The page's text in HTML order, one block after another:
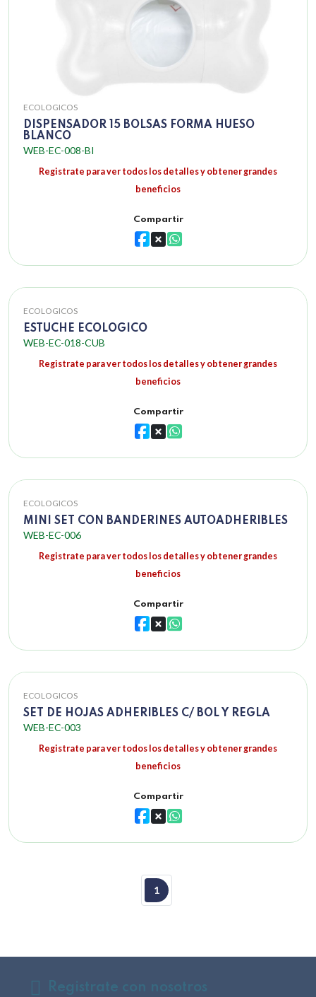
ECOLOGICOS
DISPENSADOR 15 BOLSAS FORMA HUESO
BLANCO
WEB-EC-008-BI
Registrate para ver todos los detalles y obtener grandes
beneficios
Compartir
ECOLOGICOS
ESTUCHE ECOLOGICO
WEB-EC-018-CUB
Registrate para ver todos los detalles y obtener grandes
beneficios
Compartir
ECOLOGICOS
MINI SET CON BANDERINES AUTOADHERIBLES
WEB-EC-006
Registrate para ver todos los detalles y obtener grandes
beneficios
Compartir
ECOLOGICOS
SET DE HOJAS ADHERIBLES C/ BOL Y REGLA
WEB-EC-003
Registrate para ver todos los detalles y obtener grandes
beneficios
Compartir
1